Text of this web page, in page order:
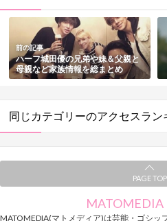
前の記事
ハーフ城田優の兄弟や妹＆父親と
母親など家族情報を総まとめ
同じカテゴリーのアクセスラン
PAGE TOP
MATOMEDIA
MATOMEDIA(マトメディア)は芸能・ゴシッ